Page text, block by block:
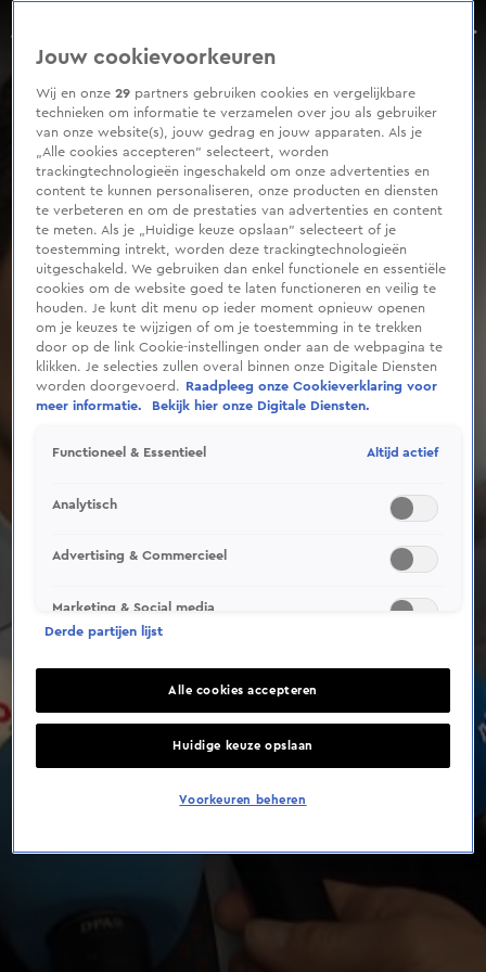
Jetten: hoge energieprijzen raken iedereen nog vele maanden
Aflevering 98, Seizoen 2026
of
Jouw cookievoorkeuren
Wij en onze29 partners gebruiken cookies en vergelijkbare
technieken om informatie te verzamelen over jou als gebruiker
van onze website(s), jouw gedrag en jouw apparaten. Als je
„Alle cookies accepteren” selecteert, worden
trackingtechnologieën ingeschakeld om onze advertenties en
content te kunnen personaliseren, onze producten en diensten
te verbeteren en om de prestaties van advertenties en content
te meten. Als je „Huidige keuze opslaan” selecteert of je
toestemming intrekt, worden deze trackingtechnologieën
uitgeschakeld. We gebruiken dan enkel functionele en essentiële
cookies om de website goed te laten functioneren en veilig te
houden. Je kunt dit menu op ieder moment opnieuw openen
om je keuzes te wijzigen of om je toestemming in te trekken
door op de link Cookie-instellingen onder aan de webpagina te
klikken. Je selecties zullen overal binnen onze Digitale Diensten
worden doorgevoerd.
Raadpleeg onze Cookieverklaring voor
meer informatie.
Bekijk hier onze Digitale Diensten.
Functioneel & Essentieel Altijd actief
Analytisch
Advertising & Commercieel
Marketing & Social media
Derde partijen lijst
Alle cookies accepteren
Huidige keuze opslaan
Voorkeuren beheren